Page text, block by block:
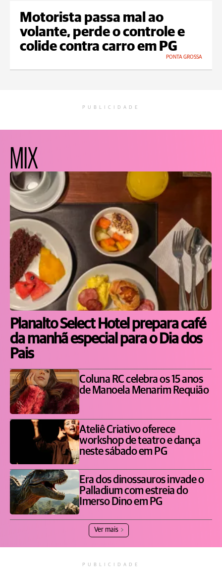
Motorista passa mal ao
volante, perde o controle e
colide contra carro em PG
PONTA GROSSA
PUBLICIDADE
MIX
Planalto Select Hotel prepara café
da manhã especial para o Dia dos
Pais
Coluna RC celebra os 15 anos
de Manoela Menarim Requião
Ateliê Criativo oferece
workshop de teatro e dança
neste sábado em PG
Era dos dinossauros invade o
Palladium com estreia do
Imerso Dino em PG
Ver mais
PUBLICIDADE